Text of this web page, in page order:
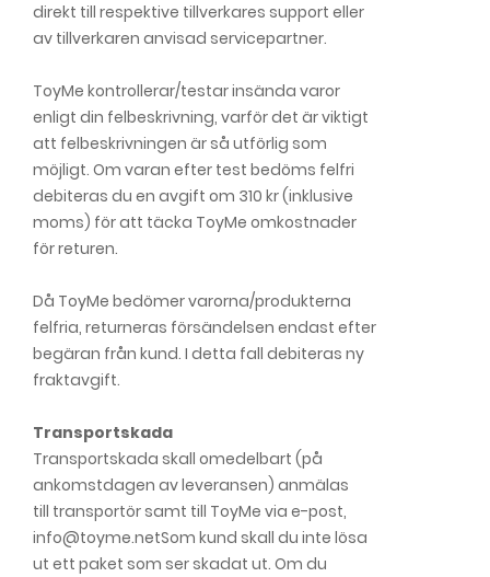
direkt till respektive tillverkares support eller
av tillverkaren anvisad servicepartner.
ToyMe kontrollerar/testar insända varor
enligt din felbeskrivning, varför det är viktigt
att felbeskrivningen är så utförlig som
möjligt. Om varan efter test bedöms felfri
debiteras du en avgift om 310 kr (inklusive
moms) för att täcka ToyMe omkostnader
för returen.
Då ToyMe bedömer varorna/produkterna
felfria, returneras försändelsen endast efter
begäran från kund. I detta fall debiteras ny
fraktavgift.
Transportskada
Transportskada skall omedelbart (på
ankomstdagen av leveransen) anmälas
till transportör samt till ToyMe via e-post,
info@toyme.netSom kund skall du inte lösa
ut ett paket som ser skadat ut. Om du